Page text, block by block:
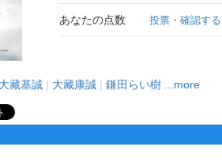
あなたの点数 投票・確認す
大藏基誠 | 大藏康誠 | 鎌田らい樹 ...more